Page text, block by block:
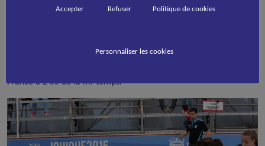
Laboyrie Couderc fait de même quelques minutes plus tard. Les
de jeu tricolore monte d’un cran. Vanessa vient inscrire le 4ème
France à 2’55 de la mi-temps.
Accepter Refuser Politique de cookies
Personnaliser les cookies